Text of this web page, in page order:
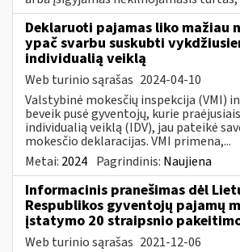
Deklaruoti pajamas liko mažiau
ypač svarbu suskubti
individualią veiklą
Web turinio sąrašas 2024-04-10
Valstybinė mokesčių inspekcija (VMI)
beveik pusė gyventojų, kurie
individualią veiklą (IDV), jau pateikė
mokesčio deklaracijas. VMI primena,...
Metai: 2024 Pagrindinis: Naujiena
Informacinis pranešimas dėl
Respublikos gyventojų pajamų
įstatymo 20 straipsnio
Web turinio sąrašas 2021-12-06